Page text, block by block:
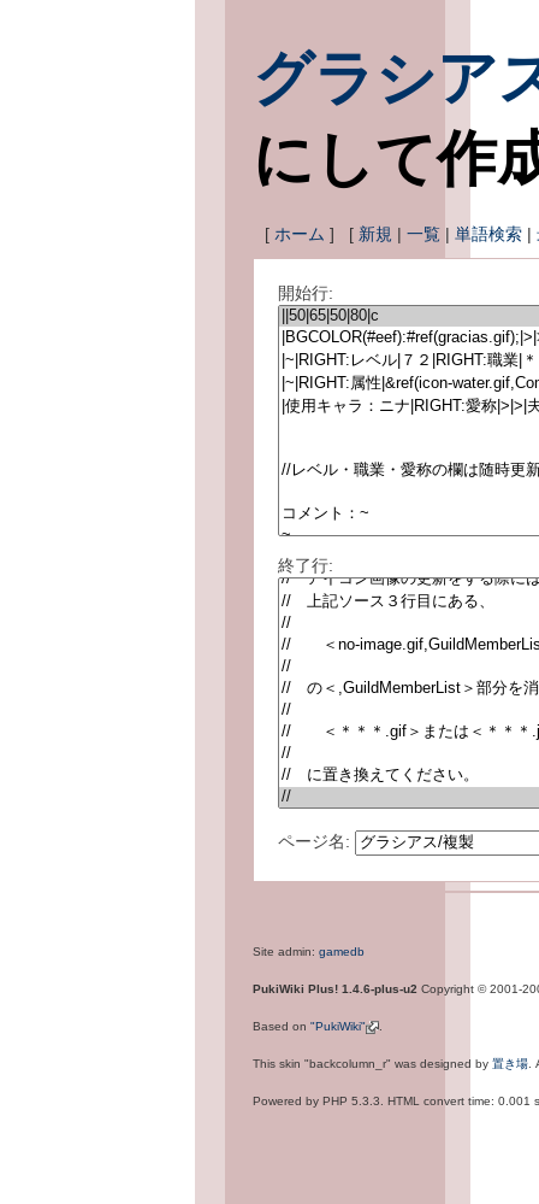
グラシア
にして作
[ ホーム ] [ 新規 | 一覧 | 単語検索 |
開始行:
終了行:
ページ名:
Site admin: gamedb
PukiWiki Plus! 1.4.6-plus-u2 Copyright © 2001-
Based on "PukiWiki"
This skin "backcolumn_r" was designed by 置き場
Powered by PHP 5.3.3. HTML convert time: 0.001